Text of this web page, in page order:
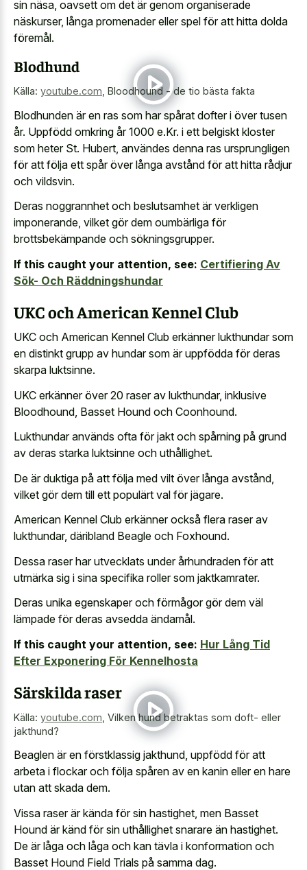
sin näsa, oavsett om det är genom organiserade
näskurser, långa promenader eller spel för att hitta dolda
föremål.
Blodhund
Källa: youtube.com Bloodhound - de tio bästa fakta
Blodhunden är en ras som har spårat dofter i över tusen
år. Uppfödd omkring år 1000 e.Kr. i ett belgiskt kloster
som heter St. Hubert, användes denna ras ursprungligen
för att följa ett spår över långa avstånd för att hitta rådjur
och vildsvin.
Deras noggrannhet och beslutsamhet är verkligen
imponerande, vilket gör dem oumbärliga för
brottsbekämpande och sökningsgrupper.
If this caught your attention, see: Certifiering Av
Sök- Och Räddningshundar
UKC och American Kennel Club
UKC och American Kennel Club erkänner lukthundar som
en distinkt grupp av hundar som är uppfödda för deras
skarpa luktsinne.
UKC erkänner över 20 raser av lukthundar, inklusive
Bloodhound, Basset Hound och Coonhound.
Lukthundar används ofta för jakt och spårning på grund
av deras starka luktsinne och uthållighet.
De är duktiga på att följa med vilt över långa avstånd,
vilket gör dem till ett populärt val för jägare.
American Kennel Club erkänner också flera raser av
lukthundar, däribland Beagle och Foxhound.
Dessa raser har utvecklats under århundraden för att
utmärka sig i sina specifika roller som jaktkamrater.
Deras unika egenskaper och förmågor gör dem väl
lämpade för deras avsedda ändamål.
If this caught your attention, see: Hur Lång Tid
Efter Exponering För Kennelhosta
Särskilda raser
Källa: youtube.com Vilken hund betraktas som doft- eller
jakthund?
Beaglen är en förstklassig jakthund, uppfödd för att
arbeta i flockar och följa spåren av en kanin eller en hare
utan att skada dem.
Vissa raser är kända för sin hastighet, men Basset
Hound är känd för sin uthållighet snarare än hastighet.
De är låga och låga och kan tävla i konformation och
Basset Hound Field Trials på samma dag.